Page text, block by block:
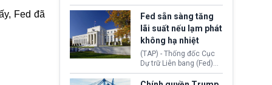
Fed đã
áp lực dồn dập, FIFA phải
tổ chức cuộc họp khẩn ở
Morocco.
tục thu hồi chứng nhận
hoạt động của tổ chức
hiến tạng Network for
Hope (bang Kentucky).
Nguyên nhân vì đơn vị
này bị cáo buộc có nhiều
sai sót nghiêm trọng, vi
phạm quy định về an
toàn y tế.
Fed sẵn sàng tăng
lãi suất nếu lạm phát
không hạ nhiệt
(TAP) - Thống đốc Cục
Dự trữ Liên bang (Fed)
Lisa Cook nói sẽ ủng hộ
tăng lãi suất nếu lạm